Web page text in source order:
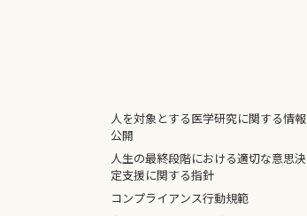
人を対象とする医学研究に関する情報
公開
人生の最終段階における適切な意思決
定支援に関する指針
コンプライアンス行動規範